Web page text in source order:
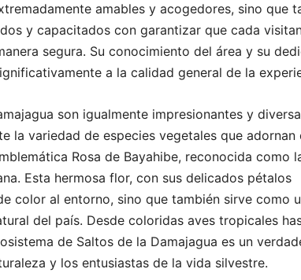
amables y acogedores, sino que
y capacitados con garantizar que cada
segura. Su conocimiento del área y su
a la calidad general de la
son igualmente impresionantes y
la variedad de especies vegetales que adornan
Rosa de Bayahibe, reconocida como
Esta hermosa flor, con sus delicados pétalos
color al entorno, sino que también sirve como
del país. Desde coloridas aves tropicales
de Saltos de la Damajagua es un
y los entusiastas de la vida silvestre.